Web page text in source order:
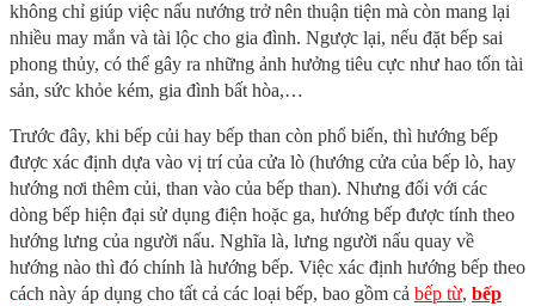
không chỉ giúp việc nấu nướng trở nên thuận tiện mà còn mang lại
nhiều may mắn và tài lộc cho gia đình. Ngược lại, nếu đặt bếp sai
phong thủy, có thể gây ra những ảnh hưởng tiêu cực như hao tốn tài
sản, sức khỏe kém, gia đình bất hòa,…
Trước đây, khi bếp củi hay bếp than còn phổ biến, thì hướng bếp
được xác định dựa vào vị trí của cửa lò (hướng cửa của bếp lò, hay
hướng nơi thêm củi, than vào của bếp than). Nhưng đối với các
dòng bếp hiện đại sử dụng điện hoặc ga, hướng bếp được tính theo
hướng lưng của người nấu. Nghĩa là, lưng người nấu quay về
hướng nào thì đó chính là hướng bếp. Việc xác định hướng bếp theo
cách này áp dụng cho tất cả các loại bếp, bao gồm cả bếp từ, bếp